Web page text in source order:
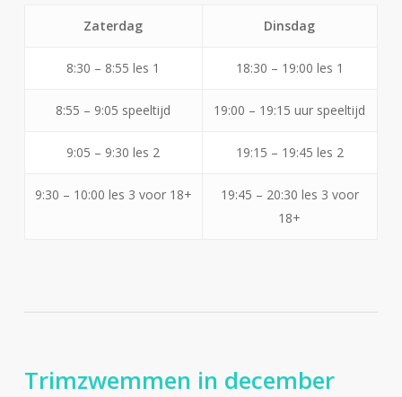
Zaterdag Dinsdag
8:30 – 8:55 les 1 18:30 – 19:00 les 1
8:55 – 9:05 speeltijd 19:00 – 19:15 uur speeltijd
9:05 – 9:30 les 2 19:15 – 19:45 les 2
9:30 – 10:00 les 3 voor 18+
19:45 – 20:30 les 3 voor
18+
Trimzwemmen in december